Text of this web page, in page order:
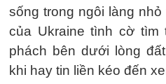
sống trong ngôi làng
của Ukraine tình cờ tìm
phách bên dưới lòng
khi hay tin liền kéo đến